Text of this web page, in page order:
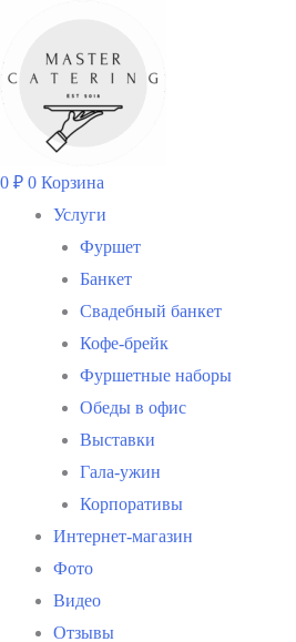
содержимому
0 ₽ 0 Корзина
Услуги
Фуршет
Банкет
Свадебный банкет
Кофе-брейк
Фуршетные наборы
Обеды в офис
Выставки
Гала-ужин
Корпоративы
Интернет-магазин
Фото
Видео
Отзывы